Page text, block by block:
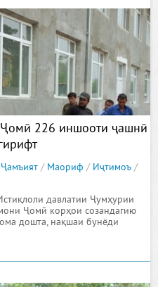
226 иншооти ҷашнӣ
Ҷамъият / Маориф / Иҷтимоъ /
давлатии Ҷумҳурии
Ҷомӣ корҳои созандагию
дошта, нақшаи бунёди